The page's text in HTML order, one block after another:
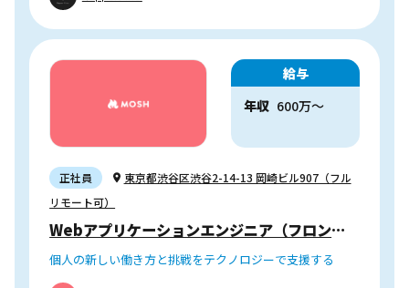
給与
年収 600万〜
正社員
東京都渋谷区渋谷2-14-13 岡崎ビル907（フル
リモート可）
Webアプリケーションエンジニア（フロントエンド / サーバーサイド）
個人の新しい働き方と挑戦をテクノロジーで支援する